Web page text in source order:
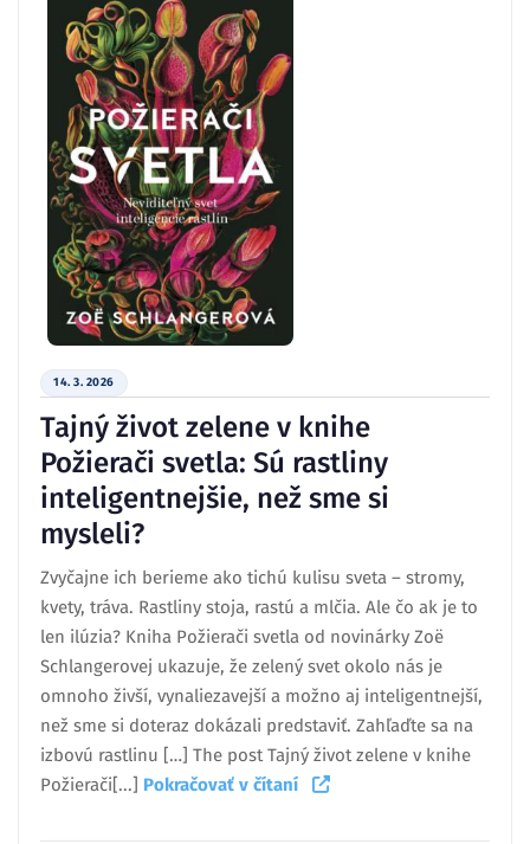
14. 3. 2026
Tajný život zelene v knihe
Požierači svetla: Sú rastliny
inteligentnejšie, než sme si
mysleli?
Zvyčajne ich berieme ako tichú kulisu sveta – stromy,
kvety, tráva. Rastliny stoja, rastú a mlčia. Ale čo ak je to
len ilúzia? Kniha Požierači svetla od novinárky Zoë
Schlangerovej ukazuje, že zelený svet okolo nás je
omnoho živší, vynaliezavejší a možno aj inteligentnejší,
než sme si doteraz dokázali predstaviť. Zahľaďte sa na
izbovú rastlinu […] The post Tajný život zelene v knihe
Požierači[...] Pokračovať v čítaní